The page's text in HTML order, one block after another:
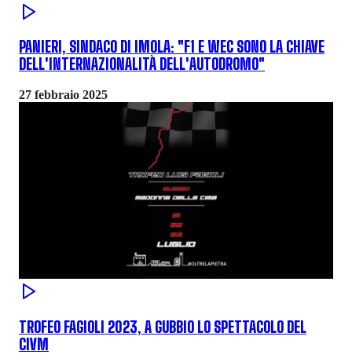
PANIERI, SINDACO DI IMOLA: "F1 E WEC SONO LA CHIAVE
DELL'INTERNAZIONALITÀ DELL'AUTODROMO"
27 febbraio 2025
TROFEO FAGIOLI 2023, A GUBBIO LO SPETTACOLO DEL
CIVM